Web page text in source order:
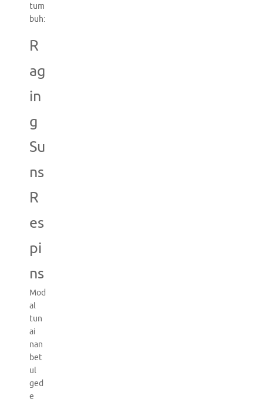
tum
buh:
R
ag
in
g
Su
ns
R
es
pi
ns
Mod
al
tun
ai
nan
bet
ul
ged
e